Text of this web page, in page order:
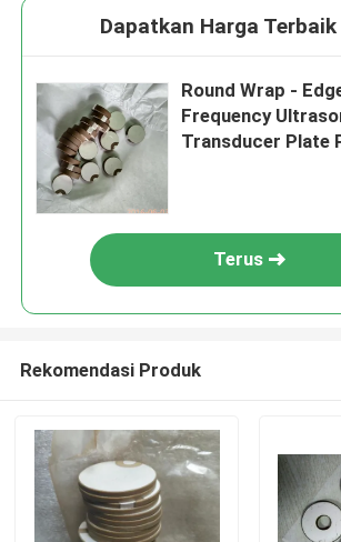
Dapatkan Harga
Round Wrap -
Frequency
Transducer Plate
Terus
Rekomendasi Produk